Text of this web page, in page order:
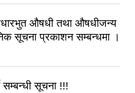
औषधी तथा औषधीजन्य
सूचना प्रकाशन सम्बन्धमा ।
सम्बन्धी सूचना !!!